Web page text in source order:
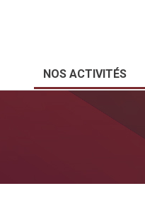
NOS ACTIVITÉS